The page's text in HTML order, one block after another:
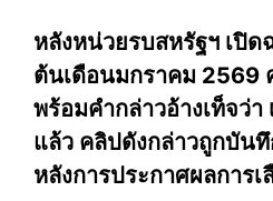
หลังหน่วยรบสหรัฐฯ เปิด
ต้นเดือนมกราคม 2569
พร้อมคำกล่าวอ้างเท็จว่
แล้ว คลิปดังกล่าวถูกบัน
หลังการประกาศผลการ